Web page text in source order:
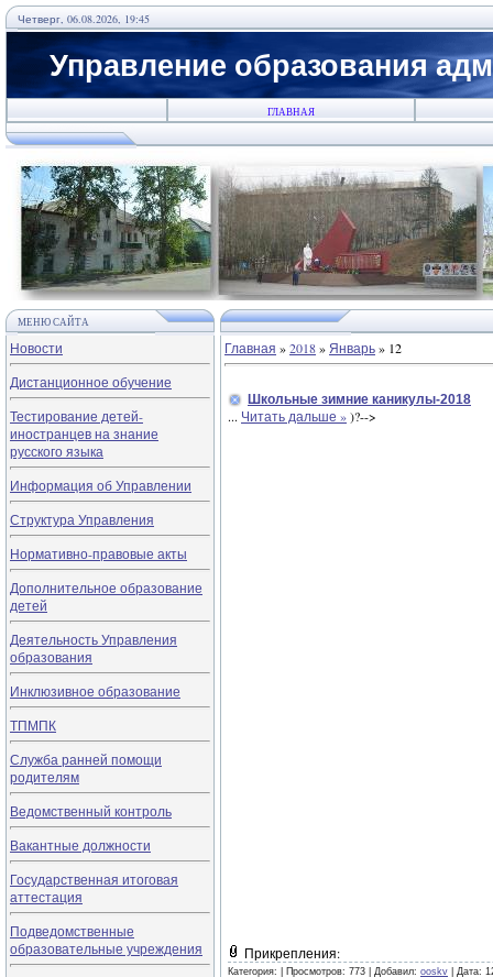
Четверг, 06.08.2026, 19:45
Управление образования
ГЛАВНАЯ
МЕНЮ САЙТА
Новости
Дистанционное обучение
Тестирование детей-
иностранцев на знание
русского языка
Информация об Управлении
Структура Управления
Нормативно-правовые акты
Дополнительное образование
детей
Деятельность Управления
образования
Инклюзивное образование
ТПМПК
Служба ранней помощи
родителям
Ведомственный контроль
Вакантные должности
Государственная итоговая
аттестация
Подведомственные
образовательные учреждения
Главная »2018» Январь» 12
Школьные зимние каникулы-2018
... Читать дальше »)?-->
Прикрепления:
Категория: Просмотров: 773 | Добавил: ooskv Дата: